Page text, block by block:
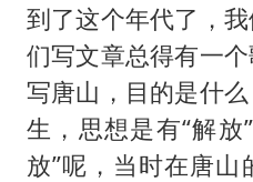
到了这个年代了，
们写文章总得有一
写唐山，目的是什
生，思想是有“解放
放”呢，当时在唐